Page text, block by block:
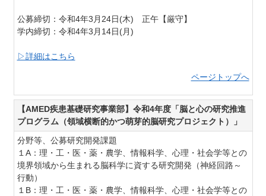
公募締切：令和4年3月24日(木) 正午【厳守】
学内締切：令和4年3月14日(月)
▷詳細はこちら
ページトップへ
【AMED疾患基礎研究事業部】令和4年度「脳と心の研究推進
プログラム（領域横断的かつ萌芽的脳研究プロジェクト）」
分野等、公募研究開発課題
１A：理・工・医・薬・農学、情報科学、心理・社会学等との
境界領域から生まれる脳科学に資する研究開発（神経回路～
行動）
１B： 理・工・医・薬・農学、情報科学、心理・社会学等との